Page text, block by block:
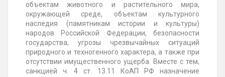
объектам животного и растительного мира,
окружающей среде, объектам культурного
наследия (памятникам истории и культуры)
народов Российской Федерации, безопасности
государства, угрозы чрезвычайных ситуаций
природного и техногенного характера, а также при
отсутствии имущественного ущерба. Вместе с тем,
санкцией ч. 4 ст. 13.11 КоАП РФ назначение